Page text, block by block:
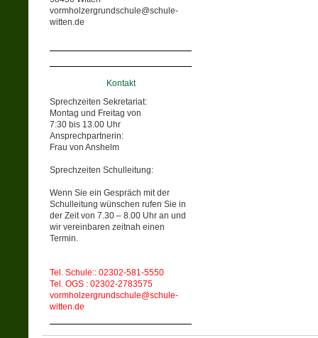
vormholzergrundschule@schule-
witten.de
Kontakt
Sprechzeiten Sekretariat:
Montag und Freitag von
7:30 bis 13.00 Uhr
Ansprechpartnerin:
Frau von Anshelm
Sprechzeiten Schulleitung:
Wenn Sie ein Gespräch mit der
Schulleitung wünschen rufen Sie in
der Zeit von 7.30 – 8.00 Uhr an und
wir vereinbaren zeitnah einen
Termin.
Tel. Schule:: 02302-581-5550
Tel. OGS : 02302-2783575
vormholzergrundschule@schule-
witten.de